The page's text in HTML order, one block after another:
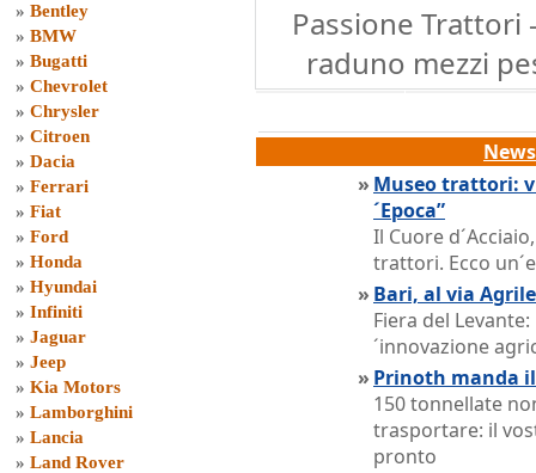
» Bentley
» BMW
» Bugatti
» Chevrolet
» Chrysler
» Citroen
» Dacia
» Ferrari
» Fiat
» Ford
» Honda
» Hyundai
» Infiniti
» Jaguar
» Jeep
» Kia Motors
» Lamborghini
» Lancia
» Land Rover
Passione Trattori
raduno mezzi
» Museo trattori:
´Epoca”
Il Cuore
trattori. Ecco
» Bari, al via
Fiera del
´innovazione
» Prinoth manda
150 tonnellate
trasportare: il
pronto